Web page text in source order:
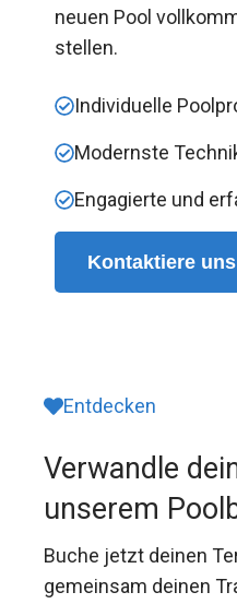
neuen Pool
stellen.
Individuelle
Modernste
Engagierte und
Kontaktiere
Entdecken
Verwandle
unserem
Buche jetzt deinen
gemeinsam deinen